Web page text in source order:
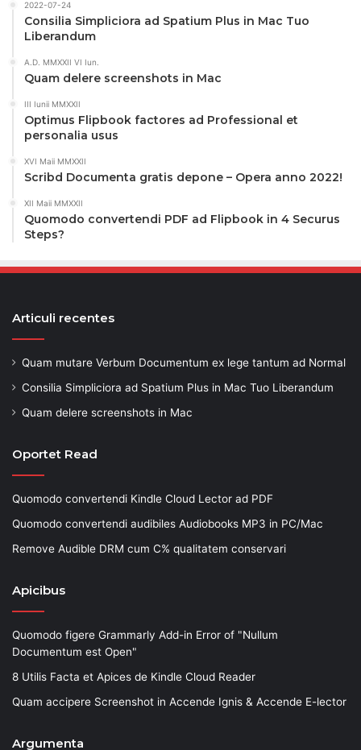
2022-07-24
Consilia Simpliciora ad Spatium Plus in Mac Tuo
Liberandum
A.D. MMXXII VI Iun.
Quam delere screenshots in Mac
III Iunii MMXXII
Optimus Flipbook factores ad Professional et
personalia usus
XVI Maii MMXXII
Scribd Documenta gratis depone – Opera anno 2022!
XII Maii MMXXII
Quomodo convertendi PDF ad Flipbook in 4 Securus
Steps?
Articuli recentes
Quam mutare Verbum Documentum ex lege tantum ad Normal
Consilia Simpliciora ad Spatium Plus in Mac Tuo Liberandum
Quam delere screenshots in Mac
Oportet Read
Quomodo convertendi Kindle Cloud Lector ad PDF
Quomodo convertendi audibiles Audiobooks MP3 in PC/Mac
Remove Audible DRM cum C% qualitatem conservari
Apicibus
Quomodo figere Grammarly Add-in Error of "Nullum
Documentum est Open"
8 Utilis Facta et Apices de Kindle Cloud Reader
Quam accipere Screenshot in Accende Ignis & Accende E-lector
Argumenta